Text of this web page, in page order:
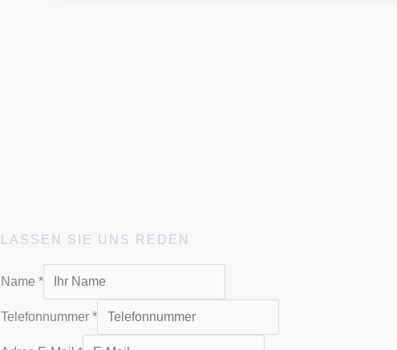
LASSEN SIE UNS REDEN
Name *
Telefonnummer *